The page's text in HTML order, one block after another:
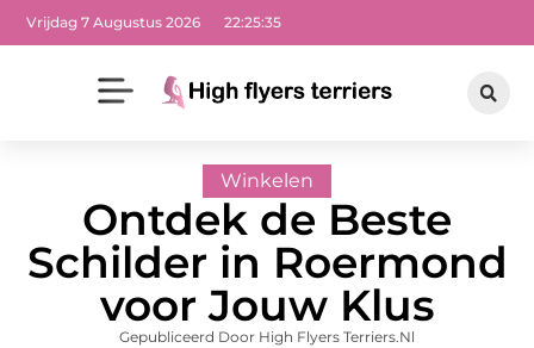
Vrijdag 7 Augustus 2026 22:25:37
Winkelen
Ontdek de Beste
Schilder in Roermond
voor Jouw Klus
Gepubliceerd Door High Flyers Terriers.nl